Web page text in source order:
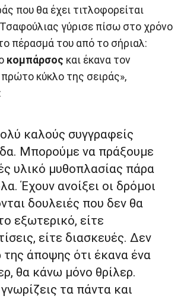
που θα έχει τιτλοφορείται
Τσαφούλιας γύρισε πίσω στο χρόνο
πέρασμά του από το σήριαλ:
κομπάρσος και έκανα τον
κύκλο της σειράς»,
καλούς συγγραφείς
Μπορούμε να πράξουμε
υλικό μυθοπλασίας πάρα
Έχουν ανοίξει οι δρόμοι
δουλειές που δεν θα
εξωτερικό, είτε
είτε διασκευές. Δεν
της άποψης ότι έκανα ένα
θα κάνω μόνο θρίλερ.
τα πάντα και